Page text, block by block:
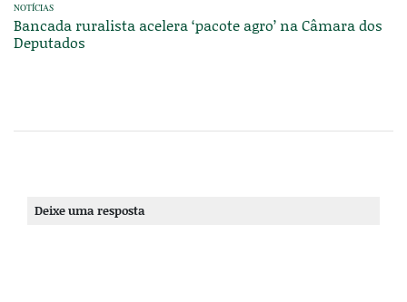
NOTÍCIAS
Bancada ruralista acelera ‘pacote agro’ na Câmara dos
Deputados
Deixe uma resposta